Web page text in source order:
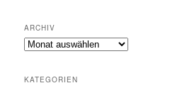
ARCHIV
Archiv
KATEGORIEN